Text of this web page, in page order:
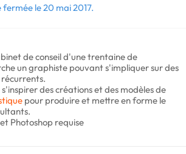
le 20 mai 2017.
de conseil d'une trentaine de
un graphiste pouvant s'impliquer sur des
des créations et des modèles de
pour produire et mettre en forme le
Photoshop requise